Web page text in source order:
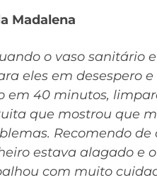
Madalena
o vaso sanitário
eles em desespero
em 40 minutos,
que mostrou que
Recomendo de
estava alagado e
com muito